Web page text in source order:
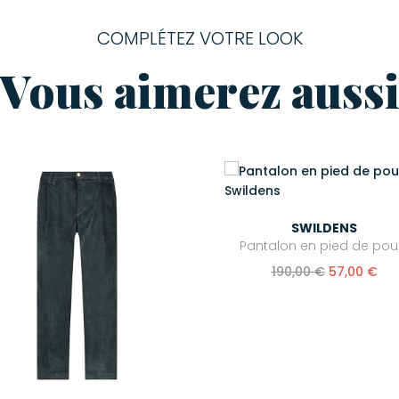
COMPLÉTEZ VOTRE LOOK
Vous aimerez aussi
SWILDENS
Pantalon en pied de
190,00 € 57,00 €